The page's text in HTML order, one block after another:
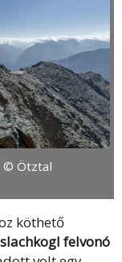
© Ötztal
köthető
felvonó